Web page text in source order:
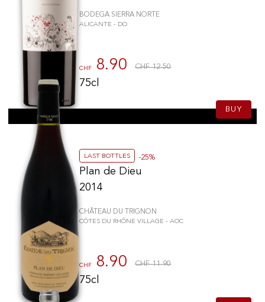
BODEGA SIERRA NORTE
ALICANTE - DO
CHF 8.90 CHF 12.50
75cl
BUY
LAST BOTTLES -25%
Plan de Dieu
2014
CHÂTEAU DU TRIGNON
CÔTES DU RHÔNE VILLAGE - AOC
CHF 8.90 CHF 11.90
75cl